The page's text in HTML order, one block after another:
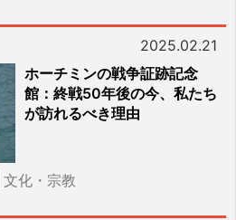
2025.02.21
ホーチミンの戦争証跡記念
館：終戦50年後の今、私たち
が訪れるべき理由
文化・宗教